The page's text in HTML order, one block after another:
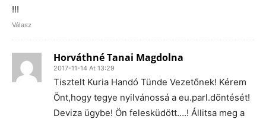
!!!
Válasz
Horváthné Tanai Magdolna
2017-11-14 At 13:29
Tisztelt Kuria Handó Tünde Vezetőnek! Kérem
Önt,hogy tegye nyilvánossá a eu.parl.döntését!
Deviza ügybe! Ön felesküdött….! Állitsa meg a